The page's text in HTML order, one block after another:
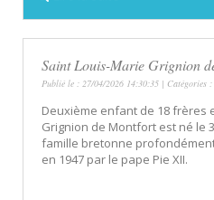
Saint Louis-Marie Grignion
Publié le : 27/04/2026 14:30:35 | Catégories :
Deuxième enfant de 18 frères
Grignion de Montfort est né le
famille bretonne
en 1947 par le pape Pie XII.